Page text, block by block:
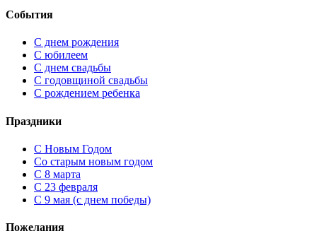
События
С днем рождения
С юбилеем
С днем свадьбы
С годовщиной свадьбы
С рождением ребенка
Праздники
C Новым Годом
Cо старым новым годом
С 8 марта
С 23 февраля
С 9 мая (с днем победы)
Пожелания